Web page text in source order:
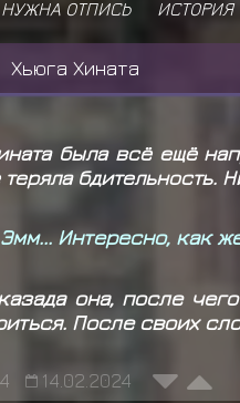
НУЖНА ОТПИСЬ ИСТОРИЯ
Хьюга Хината
была всё ещё
бдительность.
Интересно, как
она, после
После своих
14.02.2024